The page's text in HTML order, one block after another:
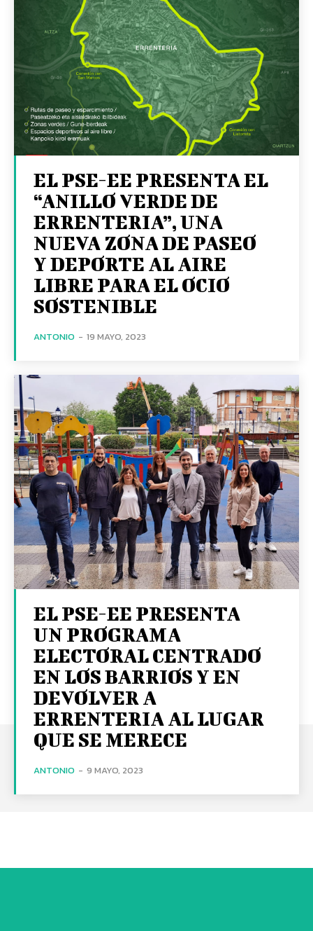
EL PSE-EE PRESENTA EL
“ANILLO VERDE DE
ERRENTERIA”, UNA
NUEVA ZONA DE PASEO
Y DEPORTE AL AIRE
LIBRE PARA EL OCIO
SOSTENIBLE
ANTONIO - 19 MAYO, 2023
EL PSE-EE PRESENTA
UN PROGRAMA
ELECTORAL CENTRADO
EN LOS BARRIOS Y EN
DEVOLVER A
ERRENTERIA AL LUGAR
QUE SE MERECE
ANTONIO - 9 MAYO, 2023